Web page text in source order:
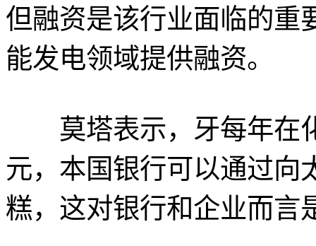
但融资是该行业面临的重
能发电领域提供融资。
莫塔表示，牙每年在
元，本国银行可以通过向
糕，这对银行和企业而言